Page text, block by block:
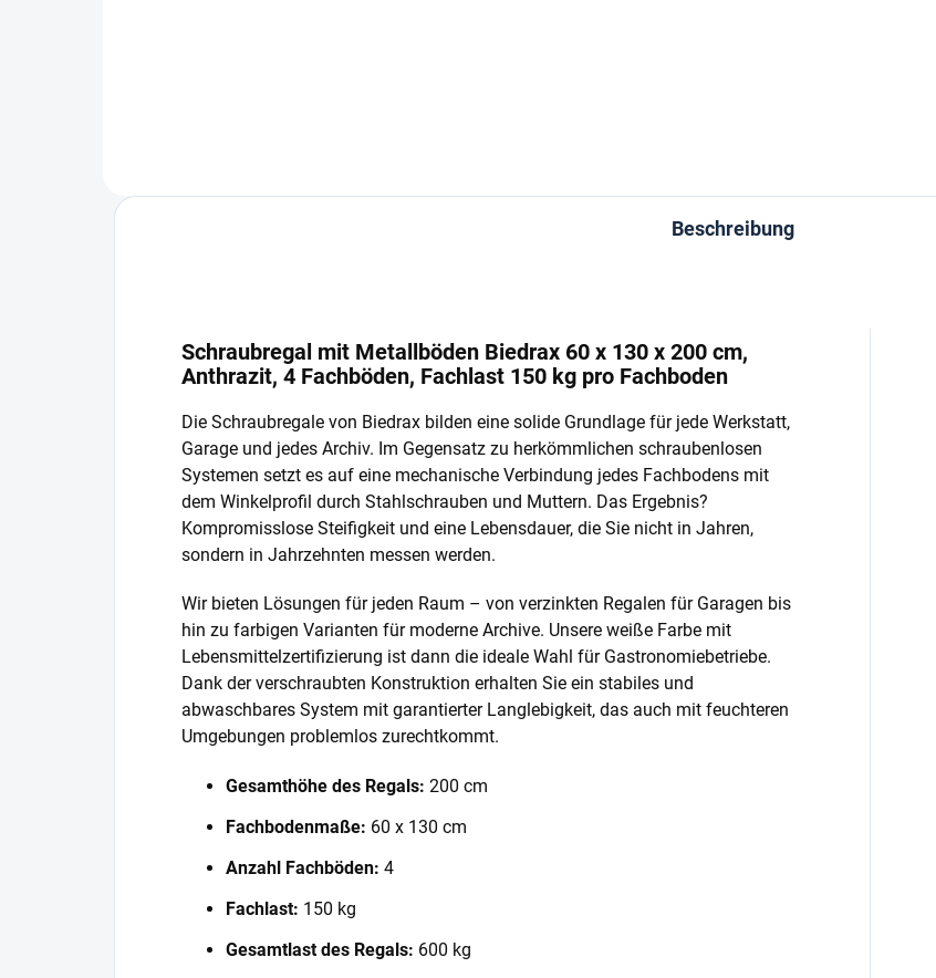
Beschreibung
Schraubregal mit Metallböden Biedrax 60 x 130 x 200 cm,
Anthrazit, 4 Fachböden, Fachlast 150 kg pro Fachboden
Die Schraubregale von Biedrax bilden eine solide Grundlage für jede Werkstatt,
Garage und jedes Archiv. Im Gegensatz zu herkömmlichen schraubenlosen
Systemen setzt es auf eine mechanische Verbindung jedes Fachbodens mit
dem Winkelprofil durch Stahlschrauben und Muttern. Das Ergebnis?
Kompromisslose Steifigkeit und eine Lebensdauer, die Sie nicht in Jahren,
sondern in Jahrzehnten messen werden.
Wir bieten Lösungen für jeden Raum – von verzinkten Regalen für Garagen bis
hin zu farbigen Varianten für moderne Archive. Unsere weiße Farbe mit
Lebensmittelzertifizierung ist dann die ideale Wahl für Gastronomiebetriebe.
Dank der verschraubten Konstruktion erhalten Sie ein stabiles und
abwaschbares System mit garantierter Langlebigkeit, das auch mit feuchteren
Umgebungen problemlos zurechtkommt.
Gesamthöhe des Regals: 200 cm
Fachbodenmaße: 60 x 130 cm
Anzahl Fachböden: 4
Fachlast: 150 kg
Gesamtlast des Regals: 600 kg